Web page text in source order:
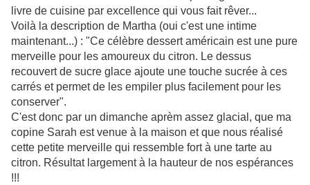
livre de cuisine par excellence qui vous fait rêver...
Voilà la description de Martha (oui c'est une intime
maintenant...) : "Ce célèbre dessert américain est une pure
merveille pour les amoureux du citron. Le dessus
recouvert de sucre glace ajoute une touche sucrée à ces
carrés et permet de les empiler plus facilement pour les
conserver".
C'est donc par un dimanche aprèm assez glacial, que ma
copine Sarah est venue à la maison et que nous réalisé
cette petite merveille qui ressemble fort à une tarte au
citron. Résultat largement à la hauteur de nos espérances
!!!